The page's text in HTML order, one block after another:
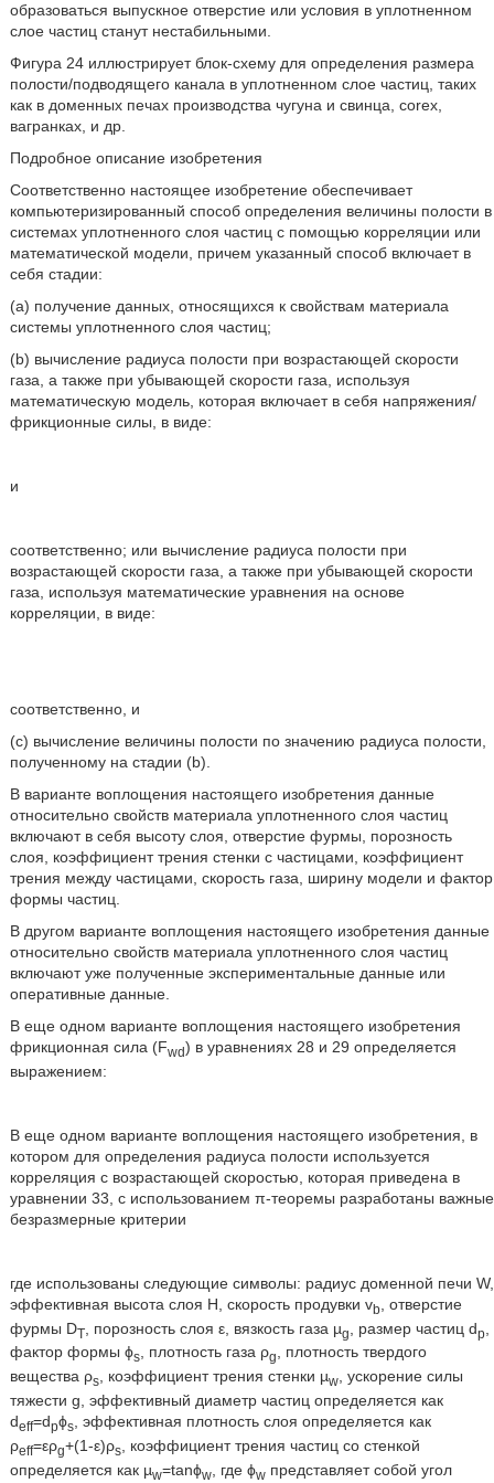
образоваться выпускное отверстие или условия в уплотненном
слое частиц станут нестабильными.
Фигура 24 иллюстрирует блок-схему для определения размера
полости/подводящего канала в уплотненном слое частиц, таких
как в доменных печах производства чугуна и свинца, corex,
вагранках, и др.
Подробное описание изобретения
Соответственно настоящее изобретение обеспечивает
компьютеризированный способ определения величины полости в
системах уплотненного слоя частиц с помощью корреляции или
математической модели, причем указанный способ включает в
себя стадии:
(a) получение данных, относящихся к свойствам материала
системы уплотненного слоя частиц;
(b) вычисление радиуса полости при возрастающей скорости
газа, а также при убывающей скорости газа, используя
математическую модель, которая включает в себя напряжения/
фрикционные силы, в виде:
и
соответственно; или вычисление радиуса полости при
возрастающей скорости газа, а также при убывающей скорости
газа, используя математические уравнения на основе
корреляции, в виде:
соответственно, и
(с) вычисление величины полости по значению радиуса полости,
полученному на стадии (b).
В варианте воплощения настоящего изобретения данные
относительно свойств материала уплотненного слоя частиц
включают в себя высоту слоя, отверстие фурмы, порозность
слоя, коэффициент трения стенки с частицами, коэффициент
трения между частицами, скорость газа, ширину модели и фактор
формы частиц.
В другом варианте воплощения настоящего изобретения данные
относительно свойств материала уплотненного слоя частиц
включают уже полученные экспериментальные данные или
оперативные данные.
В еще одном варианте воплощения настоящего изобретения
фрикционная сила (Fwd) в уравнениях 28 и 29 определяется
выражением:
В еще одном варианте воплощения настоящего изобретения, в
котором для определения радиуса полости используется
корреляция с возрастающей скоростью, которая приведена в
уравнении 33, с использованием π-теоремы разработаны важные
безразмерные критерии
где использованы следующие символы: радиус доменной печи W,
эффективная высота слоя Н, скорость продувки vb
, отверстие
фурмы DT, порозность слоя ε, вязкость газа µg , размер частиц dp
фактор формы ϕs, плотность газа ρg, плотность твердого
вещества ρs, коэффициент трения стенки µw, ускорение силы
тяжести g, эффективный диаметр частиц определяется как
deff=dpϕs, эффективная плотность слоя определяется как
ρeff=ερg+(1-ε)ρs, коэффициент трения частиц со стенкой
определяется как µw=tanϕw, где ϕwпредставляет собой угол